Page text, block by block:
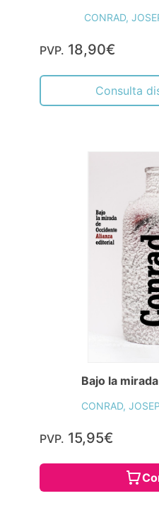
CONRAD,
PVP. 18,90€
Consulta
Bajo la
CONRAD,
PVP. 15,95€